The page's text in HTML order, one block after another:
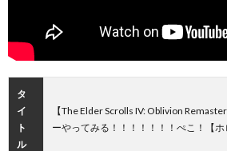
タ
イ
ト
ル
【The Elder Scrolls IV: Oblivion
ーやってみる！！！！！！！ぺこ！【ホ